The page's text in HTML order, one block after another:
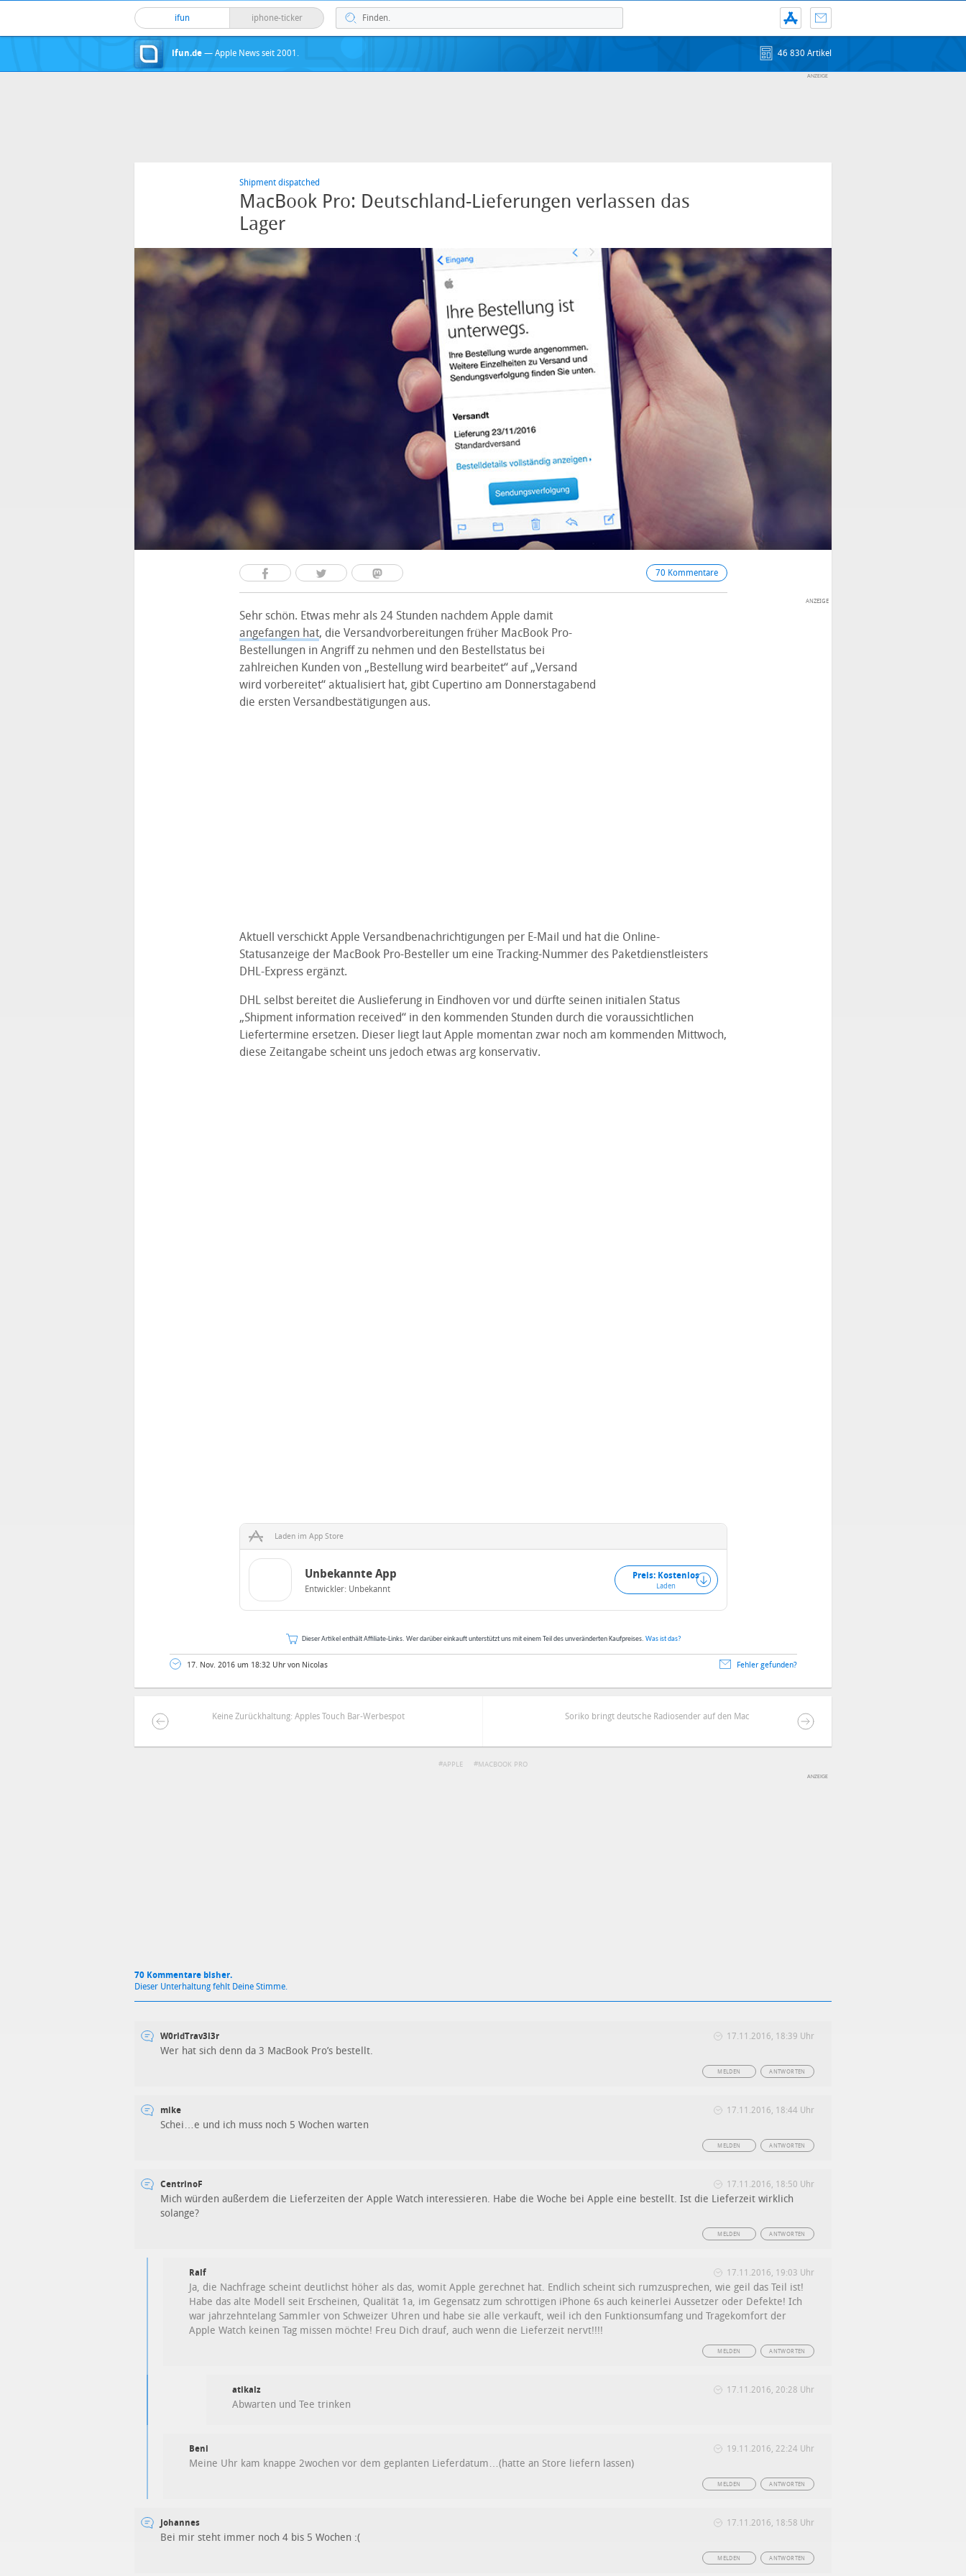
ifun iphone-ticker
ifun.de — Apple News seit 2001. 46 830 Artikel
Shipment dispatched
MacBook Pro: Deutschland-Lieferungen verlassen das
Lager
70 Kommentare
Sehr schön. Etwas mehr als 24 Stunden nachdem Apple damit
angefangen hat, die Versandvorbereitungen früher MacBook Pro-
Bestellungen in Angriff zu nehmen und den Bestellstatus bei
zahlreichen Kunden von „Bestellung wird bearbeitet“ auf „Versand
wird vorbereitet“ aktualisiert hat, gibt Cupertino am Donnerstagabend
die ersten Versandbestätigungen aus.
Aktuell verschickt Apple Versandbenachrichtigungen per E-Mail und hat die Online-
Statusanzeige der MacBook Pro-Besteller um eine Tracking-Nummer des Paketdienstleisters
DHL-Express ergänzt.
DHL selbst bereitet die Auslieferung in Eindhoven vor und dürfte seinen initialen Status
„Shipment information received“ in den kommenden Stunden durch die voraussichtlichen
Liefertermine ersetzen. Dieser liegt laut Apple momentan zwar noch am kommenden Mittwoch,
diese Zeitangabe scheint uns jedoch etwas arg konservativ.
Laden im App Store
Unbekannte App
Entwickler: Unbekannt
Preis: Kostenlos
Laden
Dieser Artikel enthält Affiliate-Links. Wer darüber einkauft unterstützt uns mit einem Teil des unveränderten Kaufpreises. Was ist das?
17. Nov. 2016 um 18:32 Uhr von Nicolas Fehler gefunden?
Keine Zurückhaltung: Apples Touch Bar-Werbespot Soriko bringt deutsche Radiosender auf den Mac
APPLE MACBOOK PRO
70 Kommentare bisher.
Dieser Unterhaltung fehlt Deine Stimme.
W0rldTrav3l3r 17.11.2016, 18:39 Uhr
Wer hat sich denn da 3 MacBook Pro’s bestellt.
ANTWORTEN
MELDEN
mike 17.11.2016, 18:44 Uhr
Schei…e und ich muss noch 5 Wochen warten
ANTWORTEN
MELDEN
CentrinoF 17.11.2016, 18:50 Uhr
Mich würden außerdem die Lieferzeiten der Apple Watch interessieren. Habe die Woche bei Apple eine bestellt. Ist die Lieferzeit wirklich
solange?
ANTWORTEN
MELDEN
Ralf 17.11.2016, 19:03 Uhr
Ja, die Nachfrage scheint deutlichst höher als das, womit Apple gerechnet hat. Endlich scheint sich rumzusprechen, wie geil das Teil ist!
Habe das alte Modell seit Erscheinen, Qualität 1a, im Gegensatz zum schrottigen iPhone 6s auch keinerlei Aussetzer oder Defekte! Ich
war jahrzehntelang Sammler von Schweizer Uhren und habe sie alle verkauft, weil ich den Funktionsumfang und Tragekomfort der
Apple Watch keinen Tag missen möchte! Freu Dich drauf, auch wenn die Lieferzeit nervt!!!!
ANTWORTEN
MELDEN
atikalz 17.11.2016, 20:28 Uhr
Abwarten und Tee trinken
Beni 19.11.2016, 22:24 Uhr
Meine Uhr kam knappe 2wochen vor dem geplanten Lieferdatum…(hatte an Store liefern lassen)
ANTWORTEN
MELDEN
Johannes 17.11.2016, 18:58 Uhr
Bei mir steht immer noch 4 bis 5 Wochen :(
ANTWORTEN
MELDEN